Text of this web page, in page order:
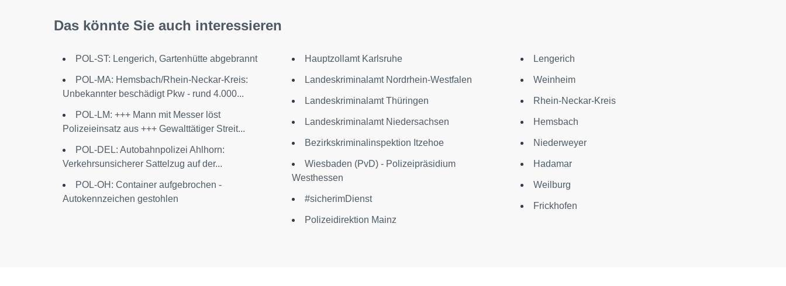
Das könnte Sie auch interessieren
POL-ST: Lengerich, Gartenhütte abgebrannt
POL-MA: Hemsbach/Rhein-Neckar-Kreis:
Unbekannter beschädigt Pkw - rund 4.000...
POL-LM: +++ Mann mit Messer löst
Polizeieinsatz aus +++ Gewalttätiger Streit...
POL-DEL: Autobahnpolizei Ahlhorn:
Verkehrsunsicherer Sattelzug auf der...
POL-OH: Container aufgebrochen -
Autokennzeichen gestohlen
Hauptzollamt Karlsruhe
Landeskriminalamt Nordrhein-Westfalen
Landeskriminalamt Thüringen
Landeskriminalamt Niedersachsen
Bezirkskriminalinspektion Itzehoe
Wiesbaden (PvD) - Polizeipräsidium
Westhessen
#sicherimDienst
Polizeidirektion Mainz
Lengerich
Weinheim
Rhein-Neckar-Kreis
Hemsbach
Niederweyer
Hadamar
Weilburg
Frickhofen